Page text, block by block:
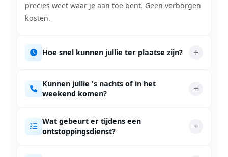
precies weet waar je aan toe bent. Geen verborgen
kosten.
Hoe snel kunnen jullie ter plaatse zijn?
Kunnen jullie 's nachts of in het
weekend komen?
Wat gebeurt er tijdens een
ontstoppingsdienst?